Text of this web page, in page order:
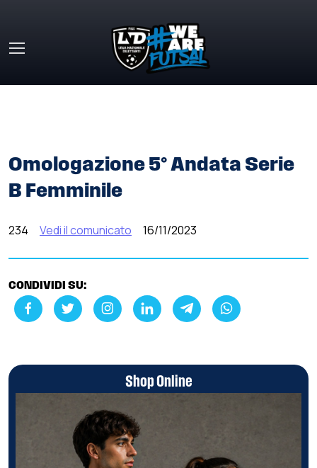
Omologazione 5° Andata Serie
B Femminile
234 Vedi il comunicato 16/11/2023
CONDIVIDI SU:
Shop Online